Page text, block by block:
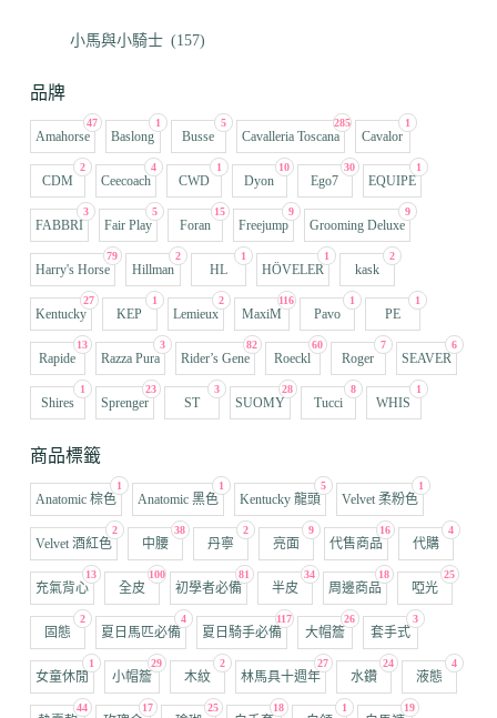
小馬與小騎士 (157)
品牌
47
Amahorse
1
Baslong
5
Busse
285
Cavalleria Toscana
1
Cavalor
2
CDM
4
Ceecoach
1
CWD
10
Dyon
30
Ego7
1
EQUIPE
3
FABBRI
5
Fair Play
15
Foran
9
Freejump
9
Grooming Deluxe
79
Harry's Horse
2
Hillman
1
HL
1
HÖVELER
2
kask
27
Kentucky
1
KEP
2
Lemieux
116
MaxiM
1
Pavo
1
PE
13
Rapide
3
Razza Pura
82
Rider’s Gene
60
Roeckl
7
Roger
6
SEAVER
1
Shires
23
Sprenger
3
ST
28
SUOMY
8
Tucci
1
WHIS
商品標籤
1
Anatomic 棕色
1
Anatomic 黑色
5
Kentucky 龍頭
1
Velvet 柔粉色
2
Velvet 酒紅色
38
中腰
2
丹寧
9
亮面
16
代售商品
4
代購
13
充氣背心
100
全皮
81
初學者必備
34
半皮
18
周邊商品
25
啞光
2
固態
4
夏日馬匹必備
117
夏日騎手必備
26
大帽簷
3
套手式
1
女童休閒
29
小帽簷
2
木紋
27
林馬具十週年
24
水鑽
4
液態
44 17 25 18 1 19